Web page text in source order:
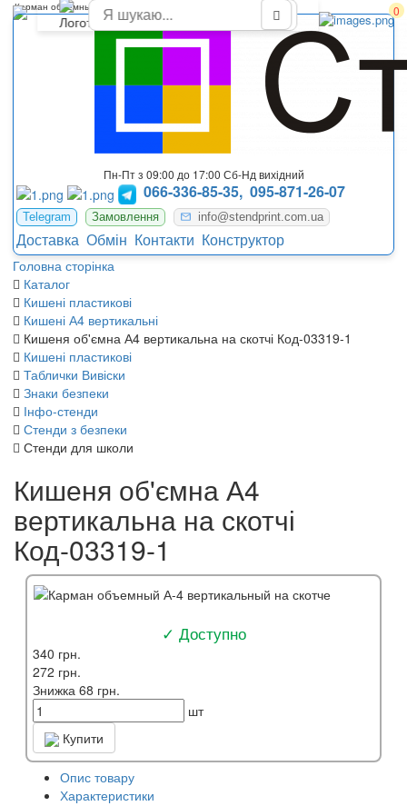
0
Пн-Пт з 09:00 до 17:00 Сб-Нд вихідний
066-336-85-35, 095-871-26-07
Telegram Замовлення info@stendprint.com.ua
Доставка Обмін Контакти Конструктор
Головна сторінка
Каталог
Кишені пластикові
Кишені А4 вертикальні
Кишеня об'ємна А4 вертикальна на скотчі Код-03319-1
Кишені пластикові
Таблички Вивіски
Знаки безпеки
Інфо-стенди
Стенди з безпеки
Стенди для школи
Карман объемный А-4 вертикальный на скотче
Кишеня об'ємна А4
вертикальна на скотчі
Код-03319-1
✓ Доступно
340 грн.
272 грн.
Знижка 68 грн.
шт
Купити
Опис товару
Характеристики